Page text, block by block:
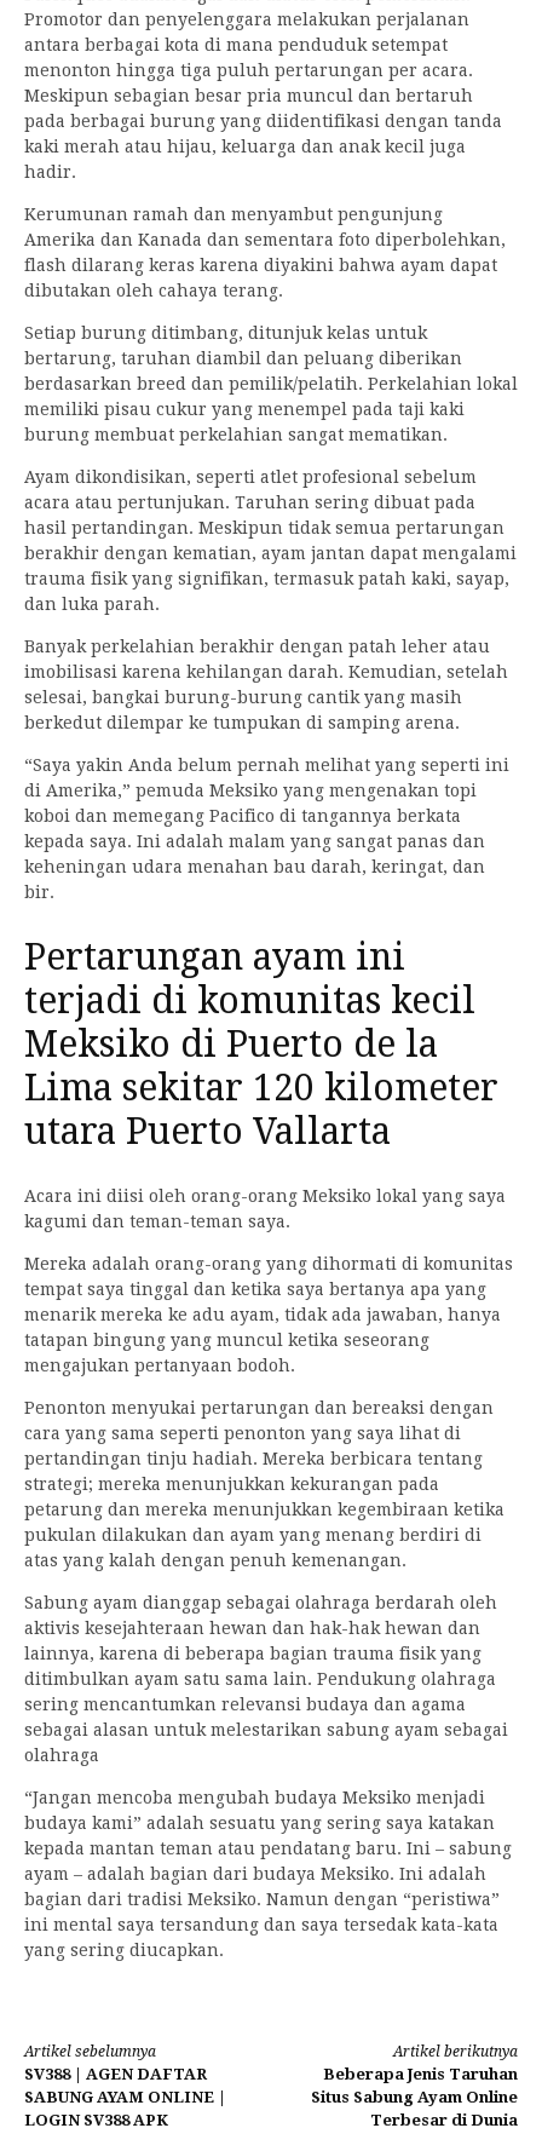
Promotor dan penyelenggara melakukan perjalanan
antara berbagai kota di mana penduduk setempat
menonton hingga tiga puluh pertarungan per acara.
Meskipun sebagian besar pria muncul dan bertaruh
pada berbagai burung yang diidentifikasi dengan tanda
kaki merah atau hijau, keluarga dan anak kecil juga
hadir.
Kerumunan ramah dan menyambut pengunjung
Amerika dan Kanada dan sementara foto diperbolehkan,
flash dilarang keras karena diyakini bahwa ayam dapat
dibutakan oleh cahaya terang.
Setiap burung ditimbang, ditunjuk kelas untuk
bertarung, taruhan diambil dan peluang diberikan
berdasarkan breed dan pemilik/pelatih. Perkelahian lokal
memiliki pisau cukur yang menempel pada taji kaki
burung membuat perkelahian sangat mematikan.
Ayam dikondisikan, seperti atlet profesional sebelum
acara atau pertunjukan. Taruhan sering dibuat pada
hasil pertandingan. Meskipun tidak semua pertarungan
berakhir dengan kematian, ayam jantan dapat mengalami
trauma fisik yang signifikan, termasuk patah kaki, sayap,
dan luka parah.
Banyak perkelahian berakhir dengan patah leher atau
imobilisasi karena kehilangan darah. Kemudian, setelah
selesai, bangkai burung-burung cantik yang masih
berkedut dilempar ke tumpukan di samping arena.
“Saya yakin Anda belum pernah melihat yang seperti ini
di Amerika,” pemuda Meksiko yang mengenakan topi
koboi dan memegang Pacifico di tangannya berkata
kepada saya. Ini adalah malam yang sangat panas dan
keheningan udara menahan bau darah, keringat, dan
bir.
Pertarungan ayam ini
terjadi di komunitas kecil
Meksiko di Puerto de la
Lima sekitar 120 kilometer
utara Puerto Vallarta
Acara ini diisi oleh orang-orang Meksiko lokal yang saya
kagumi dan teman-teman saya.
Mereka adalah orang-orang yang dihormati di komunitas
tempat saya tinggal dan ketika saya bertanya apa yang
menarik mereka ke adu ayam, tidak ada jawaban, hanya
tatapan bingung yang muncul ketika seseorang
mengajukan pertanyaan bodoh.
Penonton menyukai pertarungan dan bereaksi dengan
cara yang sama seperti penonton yang saya lihat di
pertandingan tinju hadiah. Mereka berbicara tentang
strategi; mereka menunjukkan kekurangan pada
petarung dan mereka menunjukkan kegembiraan ketika
pukulan dilakukan dan ayam yang menang berdiri di
atas yang kalah dengan penuh kemenangan.
Sabung ayam dianggap sebagai olahraga berdarah oleh
aktivis kesejahteraan hewan dan hak-hak hewan dan
lainnya, karena di beberapa bagian trauma fisik yang
ditimbulkan ayam satu sama lain. Pendukung olahraga
sering mencantumkan relevansi budaya dan agama
sebagai alasan untuk melestarikan sabung ayam sebagai
olahraga
“Jangan mencoba mengubah budaya Meksiko menjadi
budaya kami” adalah sesuatu yang sering saya katakan
kepada mantan teman atau pendatang baru. Ini – sabung
ayam – adalah bagian dari budaya Meksiko. Ini adalah
bagian dari tradisi Meksiko. Namun dengan “peristiwa”
ini mental saya tersandung dan saya tersedak kata-kata
yang sering diucapkan.
Lanjut
Membaca
Artikel sebelumnya
SV388 | AGEN DAFTAR
SABUNG AYAM ONLINE |
LOGIN SV388 APK
Artikel berikutnya
Beberapa Jenis Taruhan
Situs Sabung Ayam Online
Terbesar di Dunia